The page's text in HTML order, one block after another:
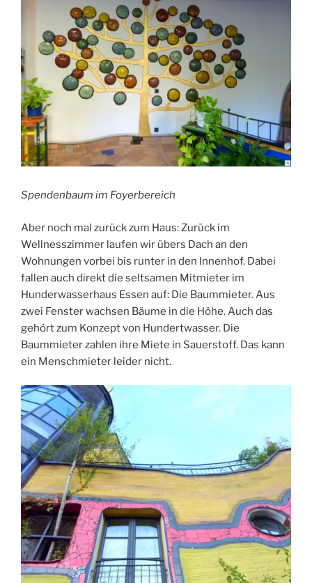
Spendenbaum im Foyerbereich
Aber noch mal zurück zum Haus: Zurück im
Wellnesszimmer laufen wir übers Dach an den
Wohnungen vorbei bis runter in den Innenhof. Dabei
fallen auch direkt die seltsamen Mitmieter im
Hunderwasserhaus Essen auf: Die Baummieter. Aus
zwei Fenster wachsen Bäume in die Höhe. Auch das
gehört zum Konzept von Hundertwasser. Die
Baummieter zahlen ihre Miete in Sauerstoff. Das kann
ein Menschmieter leider nicht.